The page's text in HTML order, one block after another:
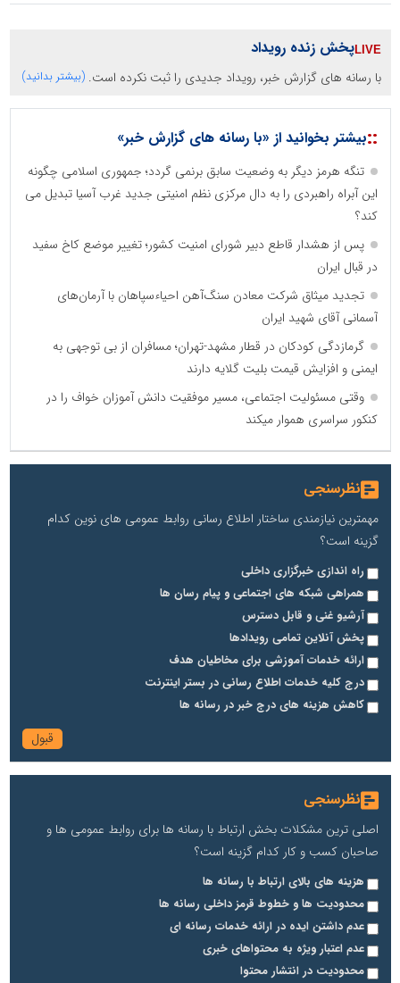
پخش زنده رویداد
با رسانه های گزارش خبر، رویداد جدیدی را ثبت نکرده است. (بیشتر بدانید)
::بیشتر بخوانید از «با رسانه های گزارش خبر»
تنگه هرمز دیگر به وضعیت سابق برنمی گردد؛ جمهوری اسلامی چگونه
این آبراه راهبردی را به دال مرکزی نظم امنیتی جدید غرب آسیا تبدیل می
کند؟
پس از هشدار قاطع دبیر شورای امنیت کشور؛ تغییر موضع کاخ سفید
در قبال ایران
تجدید میثاق شرکت معادن سنگ‌آهن احیاءسپاهان با آرمان‌های
آسمانی آقای شهید ایران
گرمازدگی کودکان در قطار مشهد-تهران؛ مسافران از بی توجهی به
ایمنی و افزایش قیمت بلیت گلایه دارند
وقتی مسئولیت اجتماعی، مسیر موفقیت دانش آموزان خواف را در
کنکور سراسری هموار میکند
نظرسنجی
مهمترین نیازمندی ساختار اطلاع رسانی روابط عمومی های نوین کدام
گزینه است؟
راه اندازی خبرگزاری داخلی
همراهی شبکه های اجتماعی و پیام رسان ها
آرشیو غنی و قابل دسترس
پخش آنلاین تمامی رویدادها
ارائه خدمات آموزشی برای مخاطیان هدف
درج کلیه خدمات اطلاع رسانی در بستر اینترنت
کاهش هزینه های درج خبر در رسانه ها
نظرسنجی
اصلی ترین مشکلات بخش ارتباط با رسانه ها برای روابط عمومی ها و
صاحبان کسب و کار کدام گزینه است؟
هزینه های بالای ارتباط با رسانه ها
محدودیت ها و خطوط قرمز داخلی رسانه ها
عدم داشتن ایده در ارائه خدمات رسانه ای
عدم اعتبار ویژه به محتواهای خبری
محدودیت در انتشار محتوا